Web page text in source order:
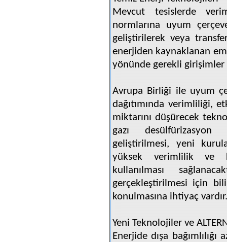
Mevcut tesislerde
normlarına uyum
geliştirilerek veya
enerjiden kaynaklanan
yönünde gerekli girişimler
Avrupa Birliği ile uyum
dağıtımında verimliliği,
miktarını düşürecek
gazı
geliştirilmesi, yeni
yüksek verimlilik ve
kullanılması
gerçekleştirilmesi için
konulmasına ihtiyaç vardır.
Yeni Teknolojiler ve
Enerjide dışa